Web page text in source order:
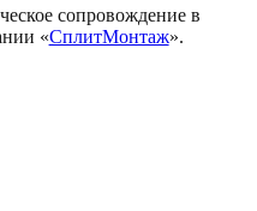
сопровождение в
«СплитМонтаж».